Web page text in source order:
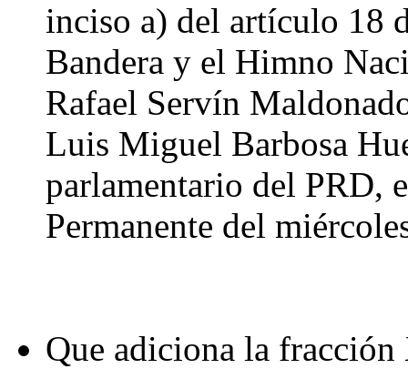
inciso a) del artículo 18
Bandera y el Himno
Rafael Servín
Luis Miguel Barbosa
parlamentario del PRD,
Permanente del
Que adiciona la